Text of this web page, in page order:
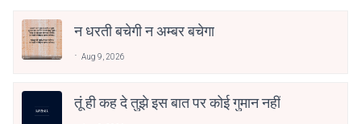
न धरती बचेगी न अम्बर बचेगा
Aug 9, 2026
तूं ही कह दे तुझे इस बात पर कोई गुमान नहीं